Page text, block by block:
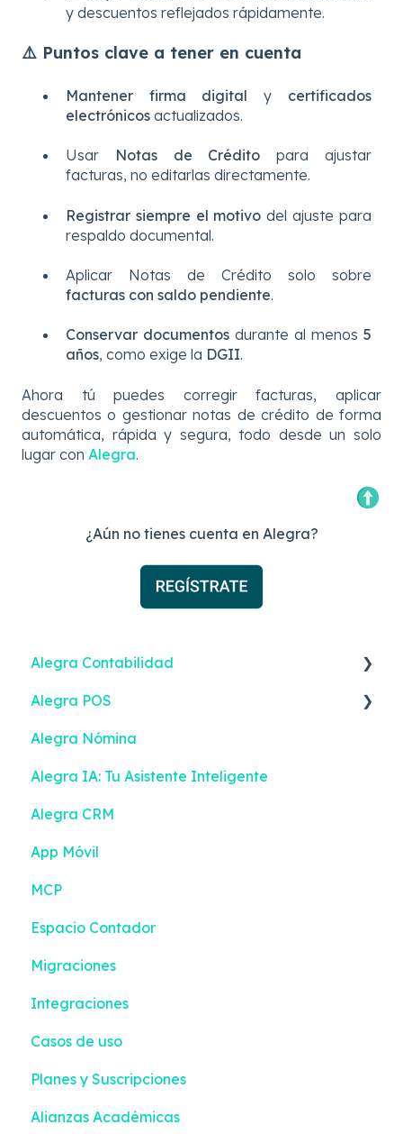
y descuentos reflejados rápidamente.
⚠️ Puntos clave a tener en cuenta
Mantener firma digital y certificados
electrónicos actualizados.
Usar Notas de Crédito para ajustar
facturas, no editarlas directamente.
Registrar siempre el motivo del ajuste para
respaldo documental.
Aplicar Notas de Crédito solo sobre
facturas con saldo pendiente.
Conservar documentosdurante al menos 5
años, como exige la DGII.
Ahora tú puedes corregir facturas, aplicar
descuentos o gestionar notas de crédito de forma
automática, rápida y segura, todo desde un solo
lugar con Alegra.
¿Aún no tienes cuenta en Alegra?
Alegra Contabilidad
Facturación Electrónica
Ingresos
Gastos
Contactos
Inventario
Bancos
Contabilidad
Reportes Inteligentes
Configuración
Impuestos y Retenciones
Alegra POS
Facturar
Facturación Electrónica
Turnos
Contactos
Inventario
Configuración
Alegra Nómina
Alegra IA: Tu Asistente Inteligente
Alegra CRM
App Móvil
MCP
Espacio Contador
Migraciones
Integraciones
Casos de uso
Planes y Suscripciones
Alianzas Académicas